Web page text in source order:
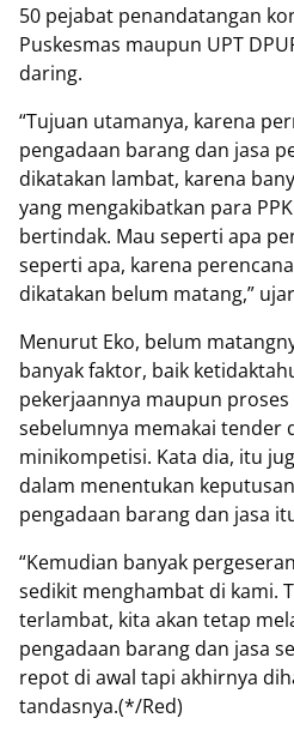
50 pejabat penandatangan
Puskesmas maupun UPT
daring.
“Tujuan utamanya, karena
pengadaan barang dan jasa
dikatakan lambat, karena
yang mengakibatkan para
bertindak. Mau seperti apa
seperti apa, karena
dikatakan belum matang,”
Menurut Eko, belum
banyak faktor, baik
pekerjaannya maupun
sebelumnya memakai tender
minikompetisi. Kata dia, itu
dalam menentukan
pengadaan barang dan jasa
“Kemudian banyak
sedikit menghambat di kami.
terlambat, kita akan tetap
pengadaan barang dan jasa
repot di awal tapi akhirnya
tandasnya.(*/Red)